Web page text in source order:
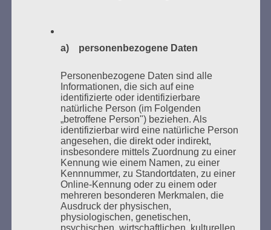
Studentenorganisationen und Burschenschaftler
Bücher verbrannten.
Weitere Informationen:lesezeichen-setzen.de
GEDENKEN UND ERINNERN BEGINNT IN
UNSERER NACHBARSCHAFT
a) personenbezogene Daten
Personenbezogene Daten sind alle
Informationen, die sich auf eine
identifizierte oder identifizierbare
natürliche Person (im Folgenden
„betroffene Person") beziehen. Als
identifizierbar wird eine natürliche Person
angesehen, die direkt oder indirekt,
insbesondere mittels Zuordnung zu einer
Kennung wie einem Namen, zu einer
Kennnummer, zu Standortdaten, zu einer
Online-Kennung oder zu einem oder
mehreren besonderen Merkmalen, die
Ausdruck der physischen,
physiologischen, genetischen,
psychischen, wirtschaftlichen, kulturellen